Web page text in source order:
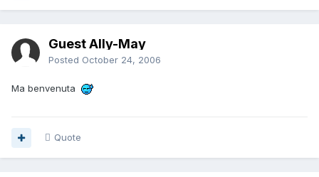
Guest Ally-May
Posted October 24, 2006
Ma benvenuta
Quote